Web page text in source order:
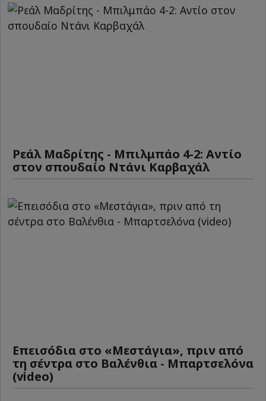
Ρεάλ Μαδρίτης - Μπιλμπάο 4-2: Αντίο
στον σπουδαίο Ντάνι Καρβαχάλ
Επεισόδια στο «Μεστάγια», πριν από
τη σέντρα στο Βαλένθια - Μπαρτσελόνα
(video)